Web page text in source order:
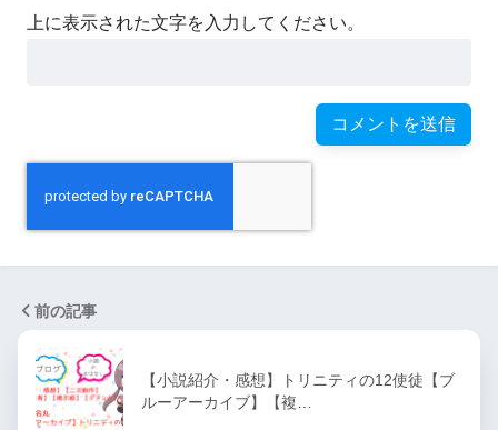
上に表示された文字を入力してください。
前の記事
【小説紹介・感想】トリニティの12使徒【ブ
ルーアーカイブ】【複…